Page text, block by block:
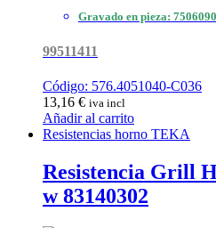
Gravado en pieza:
99511411
Código: 576.4051040-C036
13,16 € iva incl
Añadir al carrito
Resistencias horno TEKA
Resistencia Grill
w 83140302